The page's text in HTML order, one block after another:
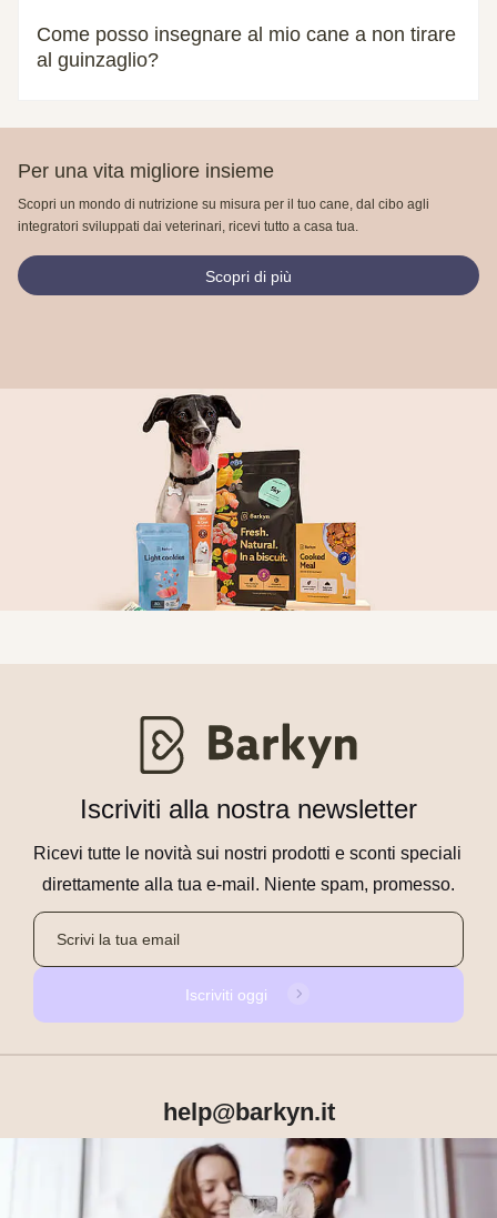
Come posso insegnare al mio cane a non tirare
al guinzaglio?
Per una vita migliore insieme
Scopri un mondo di nutrizione su misura per il tuo cane, dal cibo agli
integratori sviluppati dai veterinari, ricevi tutto a casa tua.
Scopri di più
Iscriviti alla nostra newsletter
Ricevi tutte le novità sui nostri prodotti e sconti speciali
direttamente alla tua e-mail. Niente spam, promesso.
Iscriviti oggi
help@barkyn.it